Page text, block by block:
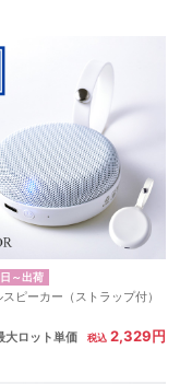
～出荷
ピーカー（ストラップ付）
大ロット単価
2,329円